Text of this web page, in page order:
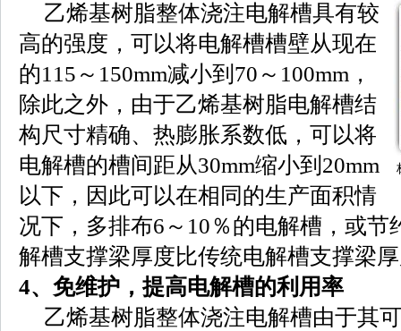
乙烯基树脂整体浇注电解槽具有较
高的强度，可以将电解槽槽壁从现在
的115～150mm减小到70～100mm，
除此之外，由于乙烯基树脂电解槽结
构尺寸精确、热膨胀系数低，可以将
电解槽的槽间距从30mm缩小到20mm
以下，因此可以在相同的生产面积情
况下，多排布6～10％的电解槽，或节
解槽支撑梁厚度比传统电解槽支撑梁
4、免维护，提高电解槽的利用率
乙烯基树脂整体浇注电解槽由于其